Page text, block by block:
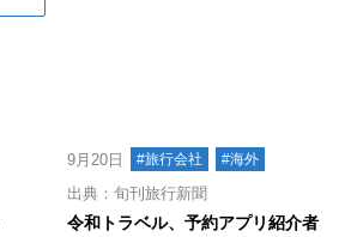
9月20日 #旅行会社 #海外
出典：旬刊旅行新聞
令和トラベル、予約アプリ紹介者